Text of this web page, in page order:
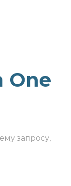
One
запросу,